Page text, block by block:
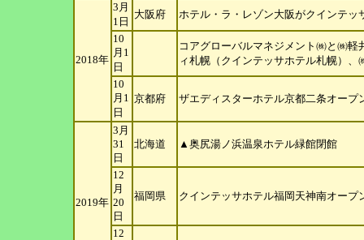
2018年
3月
1日
大阪府
ホテル・ラ・レゾン大阪がクインテッ
10
月1
日
コアグローバルマネジメント㈱と㈱
ィ札幌（クインテッサホテル札幌）
10
月1
日
京都府 ザエディスターホテル京都二条オープ
2019年
3月
31
日
北海道 ▲奥尻湯ノ浜温泉ホテル緑館閉館
12
月
20
日
福岡県 クインテッサホテル福岡天神南オープ
12